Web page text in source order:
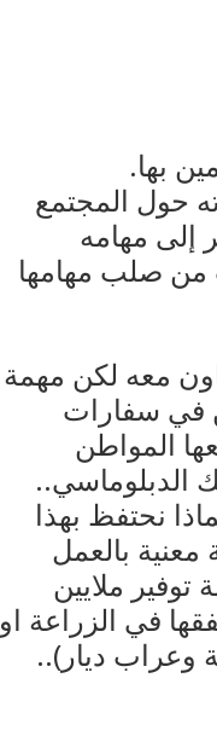
بها.
حول المجتمع
إلى مهامه
من صلب مهامها
معه لكن مهمة
في سفارات
المواطن
الدبلوماسي..
نحتفظ بهذا
بالعمل
ملايين
في الزراعة او
وعراب ديار)..